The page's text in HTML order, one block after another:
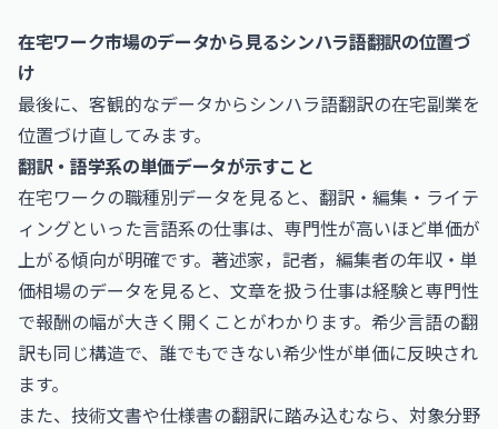
在宅ワーク市場のデータから見るシンハラ語翻訳の位置づ
け
最後に、客観的なデータからシンハラ語翻訳の在宅副業を
位置づけ直してみます。
翻訳・語学系の単価データが示すこと
在宅ワークの職種別データを見ると、翻訳・編集・ライテ
ィングといった言語系の仕事は、専門性が高いほど単価が
上がる傾向が明確です。 著述家，記者，編集者の年収・単
価相場のデータを見ると、文章を扱う仕事は経験と専門性
で報酬の幅が大きく開くことがわかります。希少言語の翻
訳も同じ構造で、誰でもできない希少性が単価に反映され
ます。
また、技術文書や仕様書の翻訳に踏み込むなら、対象分野